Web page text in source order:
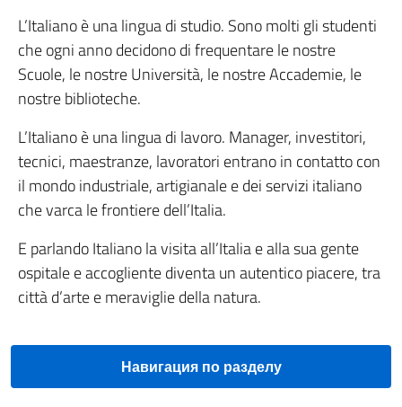
L’Italiano è una lingua di studio. Sono molti gli studenti
che ogni anno decidono di frequentare le nostre
Scuole, le nostre Università, le nostre Accademie, le
nostre biblioteche.
L’Italiano è una lingua di lavoro. Manager, investitori,
tecnici, maestranze, lavoratori entrano in contatto con
il mondo industriale, artigianale e dei servizi italiano
che varca le frontiere dell’Italia.
E parlando Italiano la visita all’Italia e alla sua gente
ospitale e accogliente diventa un autentico piacere, tra
città d’arte e meraviglie della natura.
Навигация по разделу